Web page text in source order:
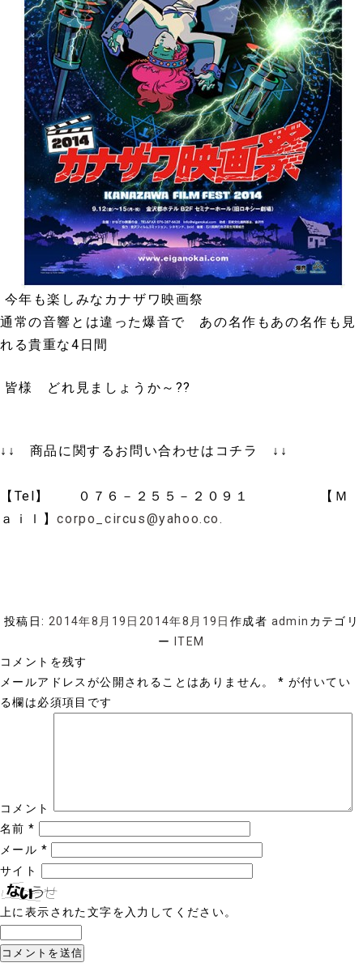
今年も楽しみなカナザワ映画祭
通常の音響とは違った爆音で あの名作もあの名作も見
れる貴重な4 日間
皆様 どれ見ましょうか～??
↓↓ 商品に関するお問い合わせはコチラ ↓↓
【Tel】 ０７６－２５５－２０９１ 【Ｍ
ａｉｌ】corpo_circus@yahoo.co.
投稿日: 2014年8月19日 2014年8月19日 作成者 admin カテゴリ
ーITEM
コメントを残す
メールアドレスが公開されることはありません。
* が付いてい
る欄は必須項目です
コメント
名前*
メール *
サイト
上に表示された文字を入力してください。